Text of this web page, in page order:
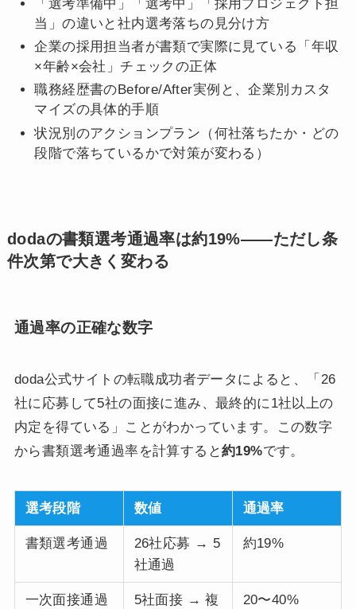
「選考準備中」「選考中」「採用プロジェクト担
当」の違いと社内選考落ちの見分け方
企業の採用担当者が書類で実際に見ている「年収
×年齢×会社」チェックの正体
職務経歴書のBefore/After実例と、企業別カスタ
マイズの具体的手順
状況別のアクションプラン（何社落ちたか・どの
段階で落ちているかで対策が変わる）
dodaの書類選考通過率は約19%——ただし条
件次第で大きく変わる
通過率の正確な数字
doda公式サイトの転職成功者データによると、「26
社に応募して5社の面接に進み、最終的に1社以上の
内定を得ている」ことがわかっています。この数字
から書類選考通過率を計算すると約19%です。
選考段階 数値 通過率
書類選考通過
26社応募 → 5
社通過
約19%
一次面接通過
5社面接 → 複
20〜40%